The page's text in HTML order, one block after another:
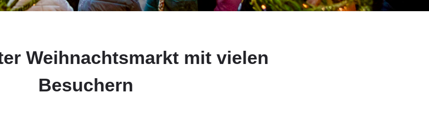
Weihnachtsmarkt mit vielen
Besuchern